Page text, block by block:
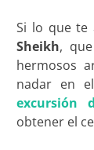
Si lo que te
Sheikh,
hermosos
nadar en el
excursión
obtener el